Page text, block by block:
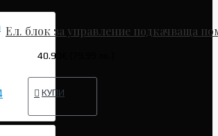
Ел. блок за управление подкачваща
40.90€ (79.99 лв.)
КУПИ